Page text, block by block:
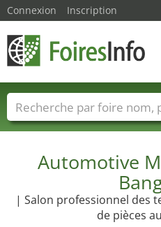
Automotive
| Salon professionnel des
de pièces
Connexion Inscription
Foire noms Pays